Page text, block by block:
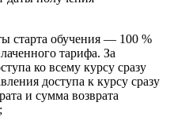
старта обучения — 100 %
тарифа. За
ко всему курсу сразу
доступа к курсу сразу
и сумма возврата